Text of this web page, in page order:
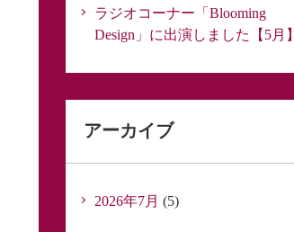
ラジオコーナー「Blooming
Design」に出演しました【5月】
アーカイブ
2026年7月 (5)